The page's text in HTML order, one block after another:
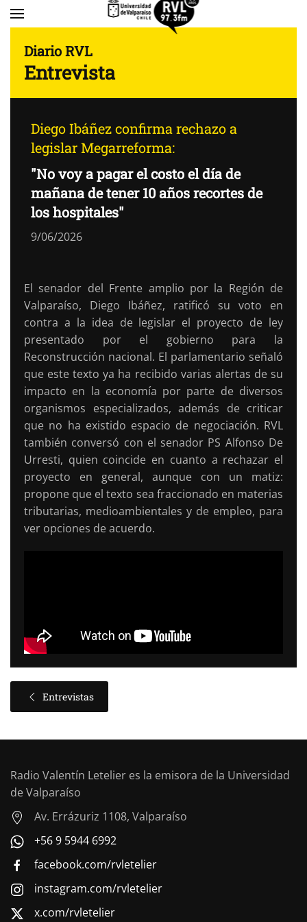
Diario RVL
Entrevista
Diego Ibáñez confirma rechazo a
legislar Megarreforma:
"No voy a pagar el costo el día de
mañana de tener 10 años recortes de
los hospitales"
9/06/2026
El senador del Frente amplio por la Región de
Valparaíso, Diego Ibáñez, ratificó su voto en
contra a la idea de legislar el proyecto de ley
presentado por el gobierno para la
Reconstrucción nacional. El parlamentario señaló
que este texto ya ha recibido varias alertas de su
impacto en la economía por parte de diversos
organismos especializados, además de criticar
que no ha existido espacio de negociación. RVL
también conversó con el senador PS Alfonso De
Urresti, quien coincide en cuanto a rechazar el
proyecto en general, aunque con un matiz:
propone que el texto sea fraccionado en materias
tributarias, medioambientales y de empleo, para
ver opciones de acuerdo.
Entrevistas
Radio Valentín Letelier es la emisora de la Universidad
de Valparaíso
Av. Errázuriz 1108, Valparaíso
+56 9 5944 6992
facebook.com/rvletelier
instagram.com/rvletelier
x.com/rvletelier